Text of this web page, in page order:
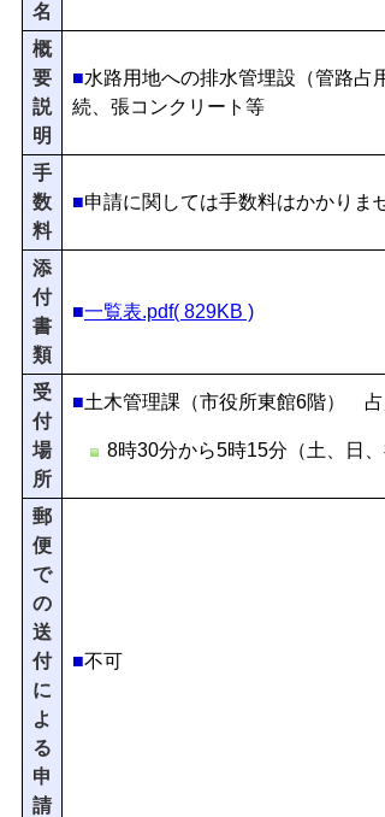
名
概
要
説
明
■水路用地への排水管埋設（管路占
続、張コンクリート 等
手
数
料
■申請に関しては手数料はかかりま
添
付
書
類
■一覧表.pdf( 829KB )
受
付
場
所
■土木管理課（市役所東館6階） 占
8時30分から5時15分（土、日
郵
便
で
の
送
付
に
よ
る
申
請
■不可